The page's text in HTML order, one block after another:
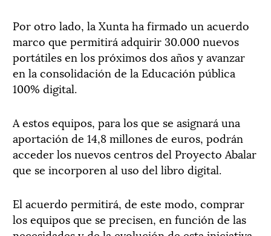
Por otro lado, la Xunta ha firmado un acuerdo
marco que permitirá adquirir 30.000 nuevos
portátiles en los próximos dos años y avanzar
en la consolidación de la Educación pública
100% digital.
A estos equipos, para los que se asignará una
aportación de 14,8 millones de euros, podrán
acceder los nuevos centros del Proyecto Abalar
que se incorporen al uso del libro digital.
El acuerdo permitirá, de este modo, comprar
los equipos que se precisen, en función de las